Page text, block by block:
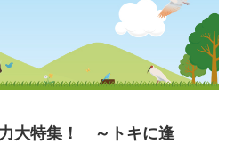
力大特集！ ～トキに逢